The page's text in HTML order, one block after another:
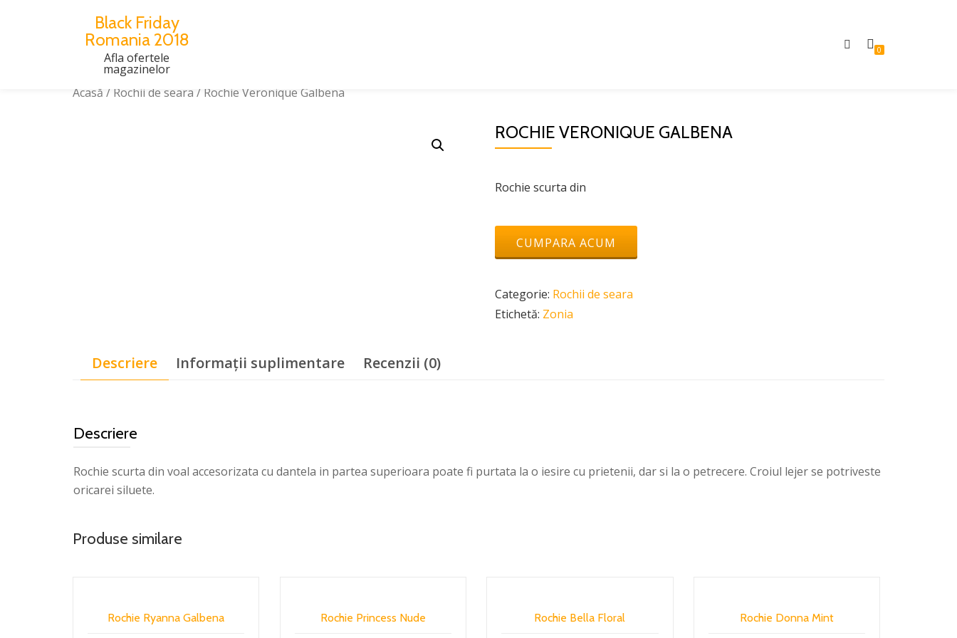
Black Friday
Romania 2018
Afla ofertele
magazinelor
0
Acasă / Rochii de seara / Rochie Veronique Galbena
ROCHIE VERONIQUE GALBENA
Rochie scurta din
CUMPARA ACUM
Categorie: Rochii de seara
Etichetă: Zonia
Descriere Informații suplimentare Recenzii (0)
Descriere
Rochie scurta din voal accesorizata cu dantela in partea superioara poate fi purtata la o iesire cu prietenii, dar si la o petrecere. Croiul lejer se potriveste
oricarei siluete.
Produse similare
Rochie Ryanna Galbena Rochie Princess Nude Rochie Bella Floral Rochie Donna Mint